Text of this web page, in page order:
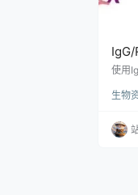
IgG/
荐用
使用
干扰
生物